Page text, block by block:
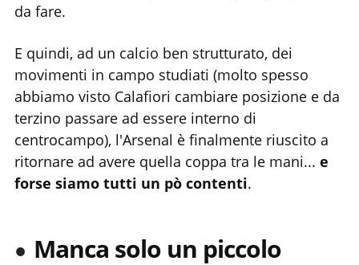
da fare.
E quindi, ad un calcio ben strutturato, dei
movimenti in campo studiati (molto spesso
abbiamo visto Calafiori cambiare posizione e da
terzino passare ad essere interno di
centrocampo), l'Arsenal è finalmente riuscito a
ritornare ad avere quella coppa tra le mani... e
forse siamo tutti un pò contenti.
Manca solo un piccolo